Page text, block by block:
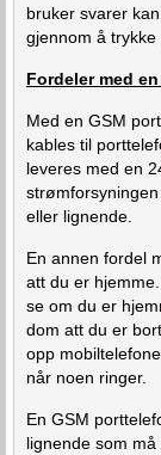
bruker svarer
gjennom å trykke
Fordeler med
Med en GSM
kables til
leveres med en
eller lignende.
En annen fordel
att du er
se om du er
dom att du er
opp
når noen ringer.
En GSM
lignende som